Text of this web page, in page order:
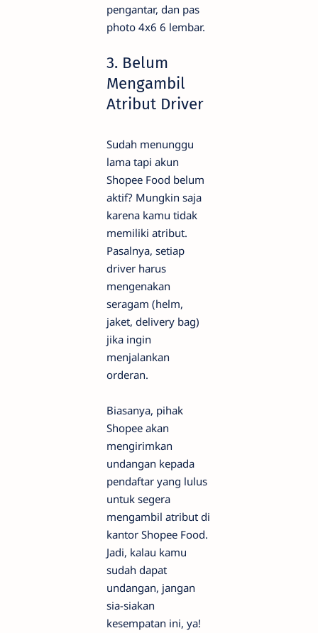
pengantar, dan pas
photo 4x6 6 lembar.
3. Belum
Mengambil
Atribut Driver
Sudah menunggu
lama tapi akun
Shopee Food belum
aktif? Mungkin saja
karena kamu tidak
memiliki atribut.
Pasalnya, setiap
driver harus
mengenakan
seragam (helm,
jaket, delivery bag)
jika ingin
menjalankan
orderan.
Biasanya, pihak
Shopee akan
mengirimkan
undangan kepada
pendaftar yang lulus
untuk segera
mengambil atribut di
kantor Shopee Food.
Jadi, kalau kamu
sudah dapat
undangan, jangan
sia-siakan
kesempatan ini, ya!